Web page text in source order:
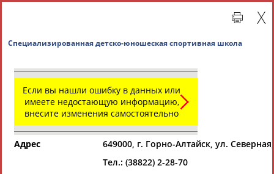
Региональные спортивные организации
Если вы нашли ошибку в данных или
имеете недостающую информацию,
внесите изменения самостоятельно
Адрес
649000, г. Горно-Алтайск, ул.
Тел.: (38822) 2-28-70